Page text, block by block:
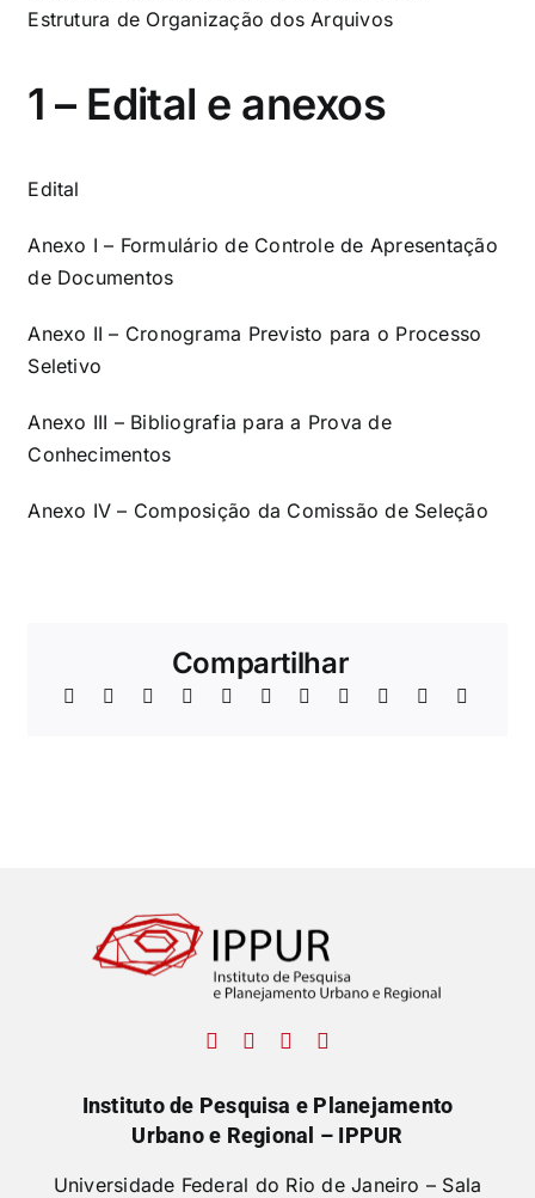
Estrutura de Organização dos Arquivos
1 – Edital e anexos
Edital
Anexo I – Formulário de Controle de Apresentação
de Documentos
Anexo II – Cronograma Previsto para o Processo
Seletivo
Anexo III – Bibliografia para a Prova de
Conhecimentos
Anexo IV – Composição da Comissão de Seleção
Compartilhar
Instituto de Pesquisa e Planejamento
Urbano e Regional – IPPUR
Universidade Federal do Rio de Janeiro – Sala